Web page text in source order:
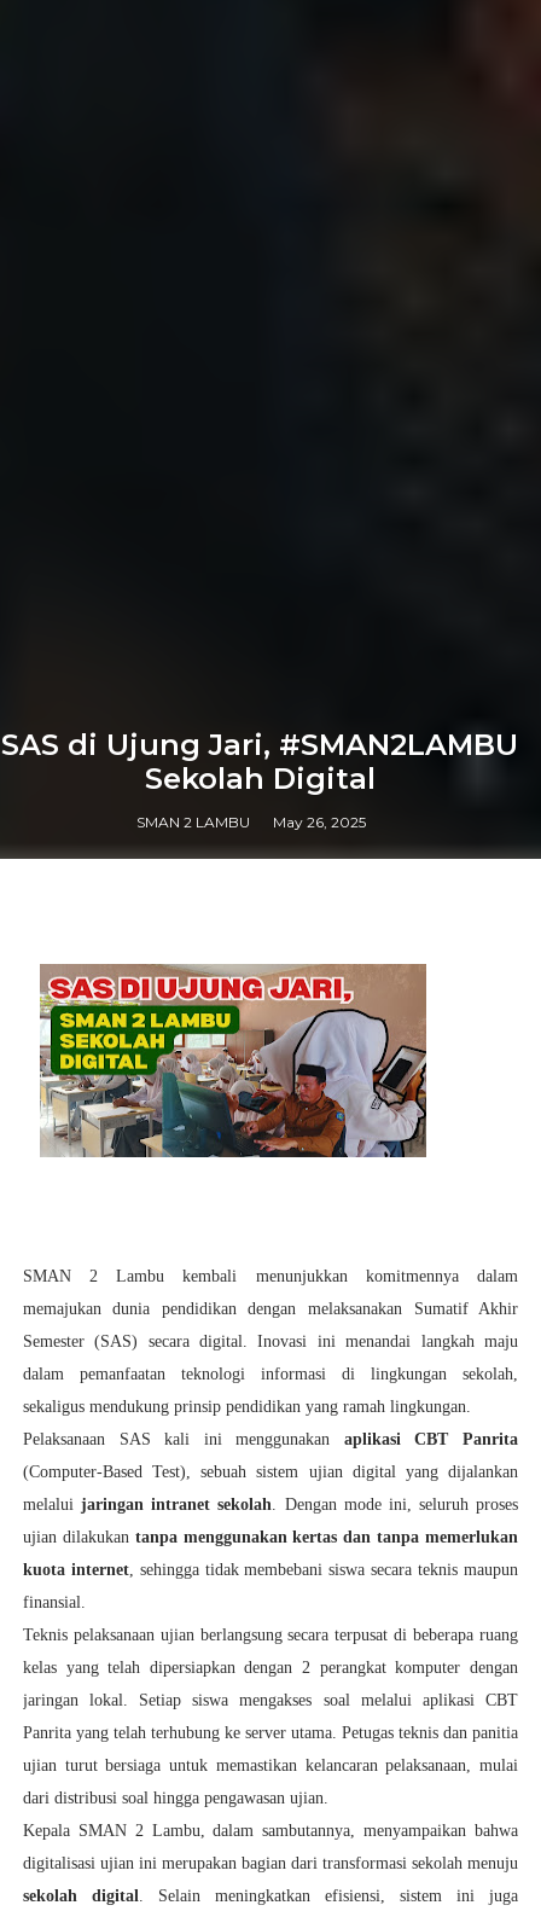
SAS di Ujung Jari, #SMAN2LAMBU
Sekolah Digital
SMAN 2 LAMBU May 26, 2025
SMAN 2 Lambu kembali menunjukkan komitmennya dalam
memajukan dunia pendidikan dengan melaksanakan Sumatif Akhir
Semester (SAS) secara digital. Inovasi ini menandai langkah maju
dalam pemanfaatan teknologi informasi di lingkungan sekolah,
sekaligus mendukung prinsip pendidikan yang ramah lingkungan.
Pelaksanaan SAS kali ini menggunakan aplikasi CBT Panrita
(Computer-Based Test), sebuah sistem ujian digital yang dijalankan
melaluijaringan intranet sekolah. Dengan mode ini, seluruh proses
ujian dilakukan tanpa menggunakan kertas dan tanpa memerlukan
kuota internet, sehingga tidak membebani siswa secara teknis maupun
finansial.
Teknis pelaksanaan ujian berlangsung secara terpusat di beberapa ruang
kelas yang telah dipersiapkan dengan 2 perangkat komputer dengan
jaringan lokal. Setiap siswa mengakses soal melalui aplikasi CBT
Panrita yang telah terhubung ke server utama. Petugas teknis dan panitia
ujian turut bersiaga untuk memastikan kelancaran pelaksanaan, mulai
dari distribusi soal hingga pengawasan ujian.
Kepala SMAN 2 Lambu, dalam sambutannya, menyampaikan bahwa
digitalisasi ujian ini merupakan bagian dari transformasi sekolah menuju
sekolah digital. Selain meningkatkan efisiensi, sistem ini juga